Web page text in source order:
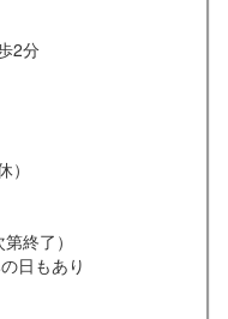
2分
終了）
日もあり